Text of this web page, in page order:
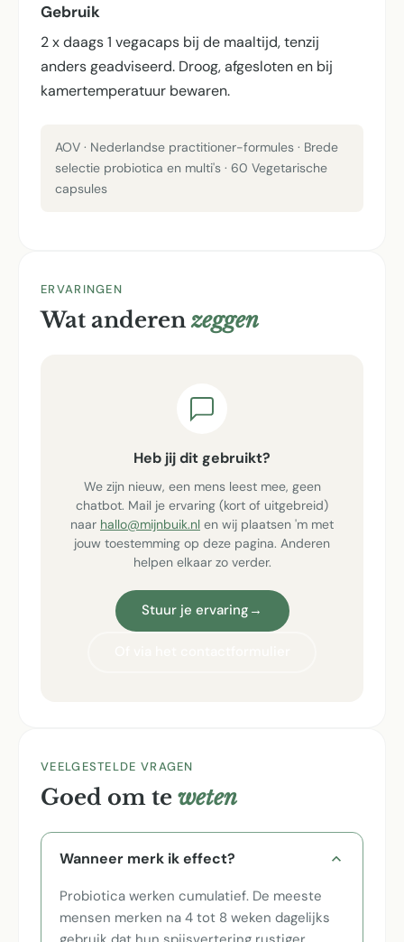
Gebruik
2 x daags 1 vegacaps bij de maaltijd, tenzij
anders geadviseerd. Droog, afgesloten en bij
kamertemperatuur bewaren.
AOV · Nederlandse practitioner-formules · Brede
selectie probiotica en multi's · 60 Vegetarische
capsules
ERVARINGEN
Wat anderenzeggen
Heb jij dit gebruikt?
We zijn nieuw, een mens leest mee, geen
chatbot. Mail je ervaring (kort of uitgebreid)
naar hallo@mijnbuik.nl en wij plaatsen 'm met
jouw toestemming op deze pagina. Anderen
helpen elkaar zo verder.
Stuur je ervaring →
VEELGESTELDE VRAGEN
Goed om te weten
Wanneer merk ik effect?
Probiotica werken cumulatief. De meeste
mensen merken na 4 tot 8 weken dagelijks